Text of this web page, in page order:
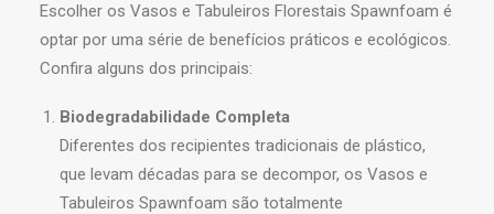
Escolher os Vasos e Tabuleiros Florestais Spawnfoam é
optar por uma série de benefícios práticos e ecológicos.
Confira alguns dos principais:
Biodegradabilidade Completa
Diferentes dos recipientes tradicionais de plástico,
que levam décadas para se decompor, os Vasos e
Tabuleiros Spawnfoam são totalmente